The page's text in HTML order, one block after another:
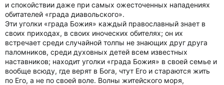
и спокойствии даже при самых ожесточенных нападениях
обитателей «града диавольского».
Эти уголки «града Божия» каждый православный знает в
своих приходах, в своих иноческих обителях; он их
встречает среди случайной толпы не знающих друг друга
паломников, среди духовных детей всем известных
наставников; находит уголки «града Божия» в своей семье и
вообще всюду, где верят в Бога, чтут Его и стараются жить
по Его, а не по своей воле. Волны житейского моря,